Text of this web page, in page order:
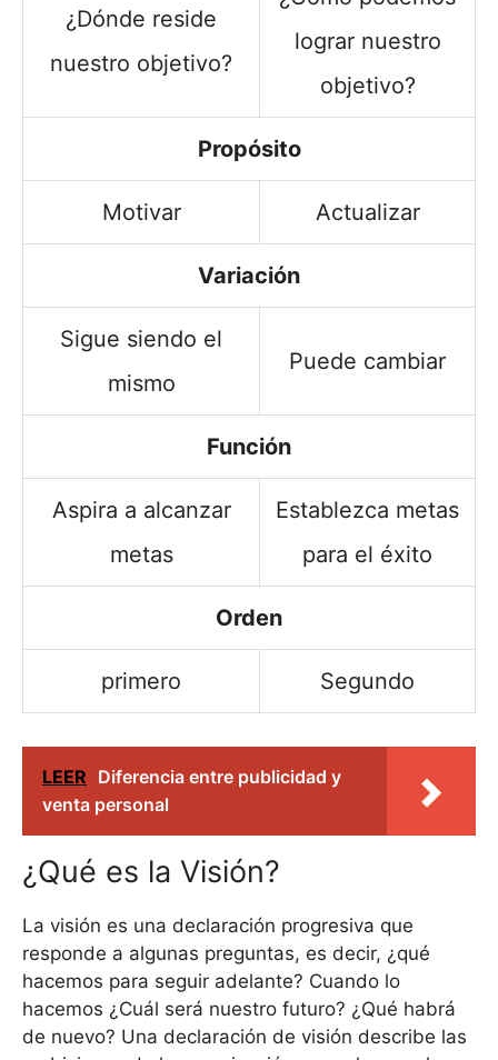
¿Dónde reside
nuestro objetivo?
lograr nuestro
objetivo?
Propósito
Motivar Actualizar
Variación
Sigue siendo el
mismo
Puede cambiar
Función
Aspira a alcanzar
metas
Establezca metas
para el éxito
Orden
primero Segundo
LEER Diferencia entre publicidad y
venta personal
¿Qué es la Visión?
La visión es una declaración progresiva que
responde a algunas preguntas, es decir, ¿qué
hacemos para seguir adelante? Cuando lo
hacemos ¿Cuál será nuestro futuro? ¿Qué habrá
de nuevo? Una declaración de visión describe las